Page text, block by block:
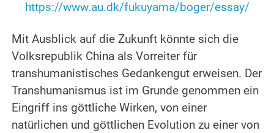
https://www.au.dk/fukuyama/boger/essay/
Mit Ausblick auf die Zukunft könnte sich die
Volksrepublik China als Vorreiter für
transhumanistisches Gedankengut erweisen. Der
Transhumanismus ist im Grunde genommen ein
Eingriff ins göttliche Wirken, von einer
natürlichen und göttlichen Evolution zu einer von